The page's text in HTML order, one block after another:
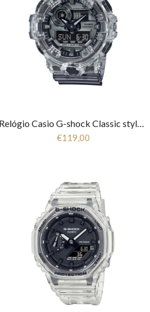
Relógio Casio G-shock Classic style GA-700SK-1AER
€119,00